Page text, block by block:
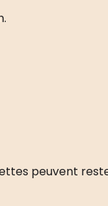
peuvent